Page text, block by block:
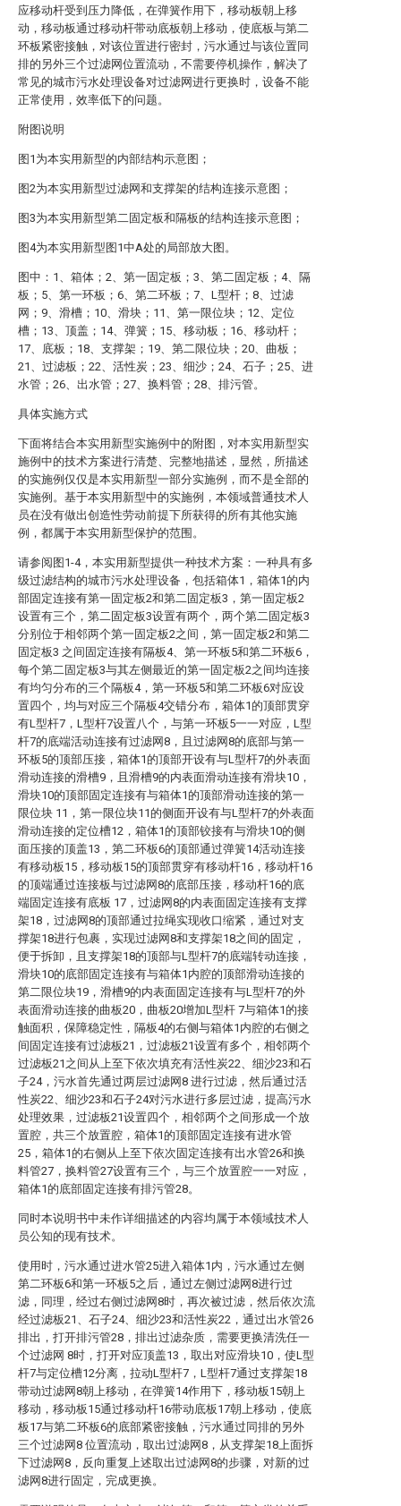
应移动杆受到压力降低，在弹簧作用下，移动板朝上移
动，移动板通过移动杆带动底板朝上移动，使底板与第二
环板紧密接触，对该位置进行密封，污水通过与该位置同
排的另外三个过滤网位置流动，不需要停机操作，解决了
常见的城市污水处理设备对过滤网进行更换时，设备不能
正常使用，效率低下的问题。
附图说明
图1为本实用新型的内部结构示意图；
图2为本实用新型过滤网和支撑架的结构连接示意图；
图3为本实用新型第二固定板和隔板的结构连接示意图；
图4为本实用新型图1中A处的局部放大图。
图中：1、箱体；2、第一固定板；3、第二固定板；4、隔
板；5、第一环板；6、第二环板；7、L型杆；8、过滤
网；9、滑槽；10、滑块；11、第一限位块；12、定位
槽；13、顶盖；14、弹簧；15、移动板；16、移动杆；
17、底板；18、支撑架；19、第二限位块；20、曲板；
21、过滤板；22、活性炭；23、细沙；24、石子；25、进
水管；26、出水管；27、换料管；28、排污管。
具体实施方式
下面将结合本实用新型实施例中的附图，对本实用新型实
施例中的技术方案进行清楚、完整地描述，显然，所描述
的实施例仅仅是本实用新型一部分实施例，而不是全部的
实施例。基于本实用新型中的实施例，本领域普通技术人
员在没有做出创造性劳动前提下所获得的所有其他实施
例，都属于本实用新型保护的范围。
请参阅图1-4，本实用新型提供一种技术方案：一种具有多
级过滤结构的城市污水处理设备，包括箱体1，箱体1的内
部固定连接有第一固定板2和第二固定板3，第一固定板2
设置有三个，第二固定板3设置有两个，两个第二固定板3
分别位于相邻两个第一固定板2之间，第一固定板2和第二
固定板3 之间固定连接有隔板4、第一环板5和第二环板6，
每个第二固定板3与其左侧最近的第一固定板2之间均连接
有均匀分布的三个隔板4，第一环板5和第二环板6对应设
置四个，均与对应三个隔板4交错分布，箱体1的顶部贯穿
有L型杆7，L型杆7设置八个，与第一环板5一一对应，L型
杆7的底端活动连接有过滤网8，且过滤网8的底部与第一
环板5的顶部压接，箱体1的顶部开设有与L型杆7的外表面
滑动连接的滑槽9，且滑槽9的内表面滑动连接有滑块10，
滑块10的顶部固定连接有与箱体1的顶部滑动连接的第一
限位块 11，第一限位块11的侧面开设有与L型杆7的外表面
滑动连接的定位槽12，箱体1的顶部铰接有与滑块10的侧
面压接的顶盖13，第二环板6的顶部通过弹簧14活动连接
有移动板15，移动板15的顶部贯穿有移动杆16，移动杆16
的顶端通过连接板与过滤网8的底部压接，移动杆16的底
端固定连接有底板 17，过滤网8的内表面固定连接有支撑
架18，过滤网8的顶部通过拉绳实现收口缩紧，通过对支
撑架18进行包裹，实现过滤网8和支撑架18之间的固定，
便于拆卸，且支撑架18的顶部与L型杆7的底端转动连接，
滑块10的底部固定连接有与箱体1内腔的顶部滑动连接的
第二限位块19，滑槽9的内表面固定连接有与L型杆7的外
表面滑动连接的曲板20，曲板20增加L型杆 7与箱体1的接
触面积，保障稳定性，隔板4的右侧与箱体1内腔的右侧之
间固定连接有过滤板21，过滤板21设置有多个，相邻两个
过滤板21之间从上至下依次填充有活性炭22、细沙23和石
子24，污水首先通过两层过滤网8 进行过滤，然后通过活
性炭22、细沙23和石子24对污水进行多层过滤，提高污水
处理效果，过滤板21设置四个，相邻两个之间形成一个放
置腔，共三个放置腔，箱体1的顶部固定连接有进水管
25，箱体1的右侧从上至下依次固定连接有出水管26和换
料管27，换料管27设置有三个，与三个放置腔一一对应，
箱体1的底部固定连接有排污管28。
同时本说明书中未作详细描述的内容均属于本领域技术人
员公知的现有技术。
使用时，污水通过进水管25进入箱体1内，污水通过左侧
第二环板6和第一环板5之后，通过左侧过滤网8进行过
滤，同理，经过右侧过滤网8时，再次被过滤，然后依次流
经过滤板21、石子24、细沙23和活性炭22，通过出水管26
排出，打开排污管28，排出过滤杂质，需要更换清洗任一
个过滤网 8时，打开对应顶盖13，取出对应滑块10，使L型
杆7与定位槽12分离，拉动L型杆7，L型杆7通过支撑架18
带动过滤网8朝上移动，在弹簧14作用下，移动板15朝上
移动，移动板15通过移动杆16带动底板17朝上移动，使底
板17与第二环板6的底部紧密接触，污水通过同排的另外
三个过滤网8 位置流动，取出过滤网8，从支撑架18上面拆
下过滤网8，反向重复上述取出过滤网8的步骤，对新的过
滤网8进行固定，完成更换。